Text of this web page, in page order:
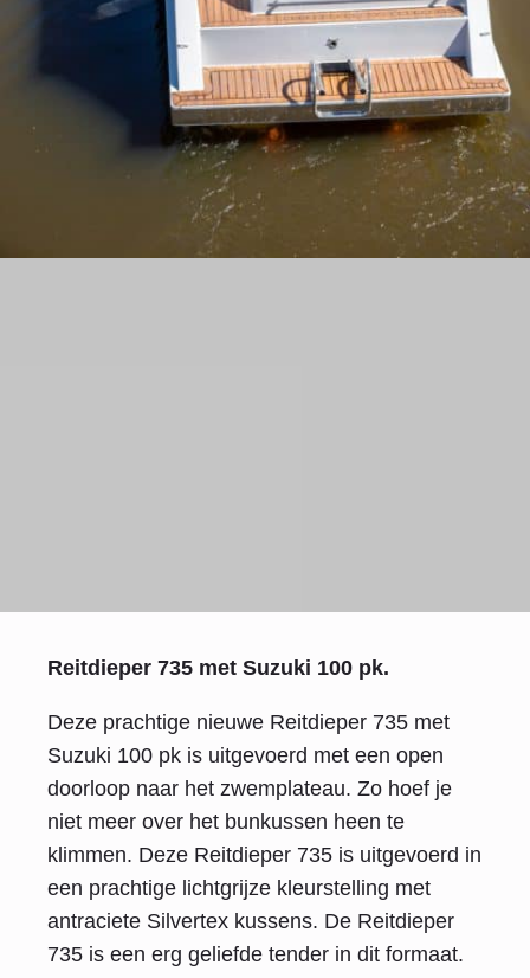
Reitdieper 735 met Suzuki 100 pk.
Deze prachtige nieuwe Reitdieper 735 met
Suzuki 100 pk is uitgevoerd met een open
doorloop naar het zwemplateau. Zo hoef je
niet meer over het bunkussen heen te
klimmen. Deze Reitdieper 735 is uitgevoerd in
een prachtige lichtgrijze kleurstelling met
antraciete Silvertex kussens. De Reitdieper
735 is een erg geliefde tender in dit formaat.